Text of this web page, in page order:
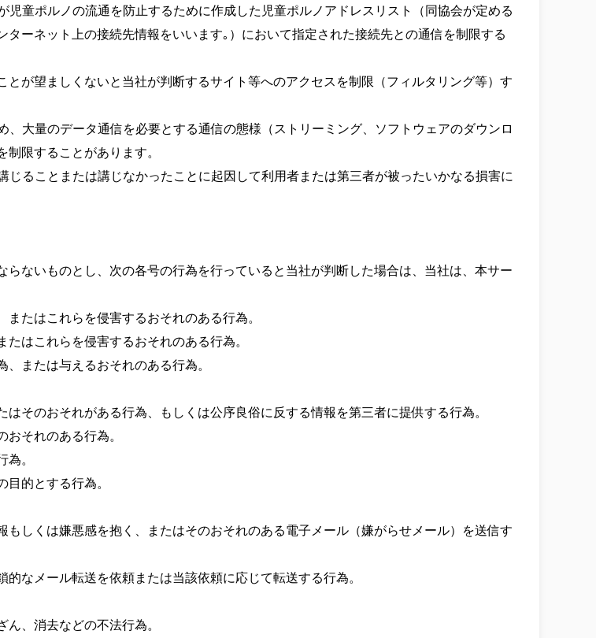
童ポルノの流通を防止するために作成した児童ポルノアドレスリスト（同協会が定める
ーネット上の接続先情報をいいます｡）において指定された接続先との通信を制限する
が望ましくないと当社が判断するサイト等へのアクセスを制限（フィルタリング等）す
大量のデータ通信を必要とする通信の態様（ストリーミング、ソフトウェアのダウンロ
限することがあります。
ることまたは講じなかったことに起因して利用者または第三者が被ったいかなる損害に
ないものとし、次の各号の行為を行っていると当社が判断した場合は、当社は、本サー
たはこれらを侵害するおそれのある行為。
はこれらを侵害するおそれのある行為。
または与えるおそれのある行為。
そのおそれがある行為、もしくは公序良俗に反する情報を第三者に提供する行為。
それのある行為。
。
的とする行為。
しくは嫌悪感を抱く、またはそのおそれのある電子メール（嫌がらせメール）を送信す
なメール転送を依頼または当該依頼に応じて転送する行為。
、消去などの不法行為。